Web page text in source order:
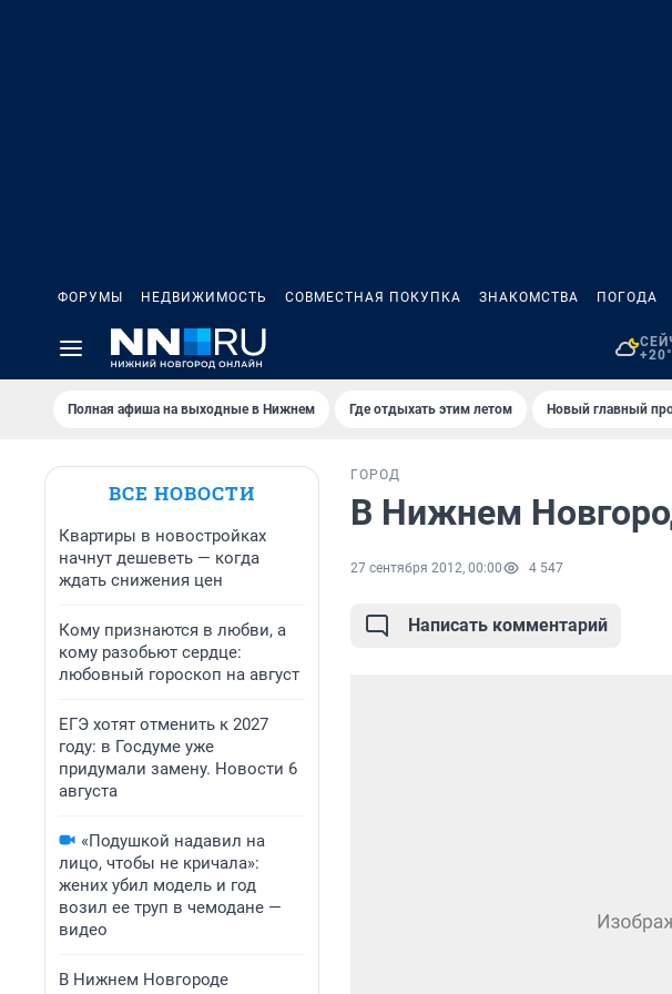
ФОРУМЫ НЕДВИЖИМОСТЬ СОВМЕСТНАЯ ПОКУПКА ЗНАКОМСТВА ПОГОДА
Полная афиша на выходные в Нижнем Где отдыхать этим летом Новый главный
ВСЕ НОВОСТИ
Квартиры в новостройках
начнут дешеветь — когда
ждать снижения цен
Кому признаются в любви, а
кому разобьют сердце:
любовный гороскоп на август
ЕГЭ хотят отменить к 2027
году: в Госдуме уже
придумали замену. Новости 6
августа
«Подушкой надавил на
лицо, чтобы не кричала»:
жених убил модель и год
возил ее труп в чемодане —
видео
В Нижнем Новгороде
ГОРОД
В Нижнем
27 сентября 2012, 00:00 4 547
Написать комментарий